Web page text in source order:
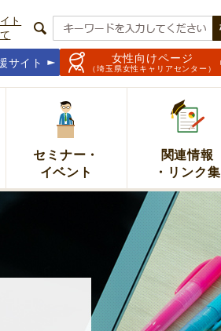
ト
サイト 女性向けページ
（埼玉県女性キャリアセンター）
セミナー・
イベント
関連情報
・リンク集